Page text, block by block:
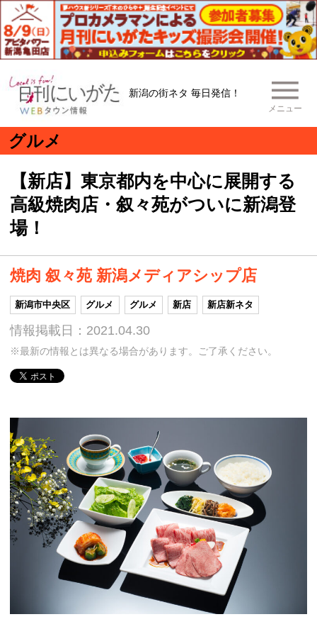
新潟の街ネタ 毎日発信！
メニュー
グルメ
【新店】東京都内を中心に展開する
高級焼肉店・叙々苑がついに新潟登
場！
焼肉 叙々苑 新潟メディアシップ店
新潟市中央区 グルメ グルメ 新店 新店新ネタ
情報掲載日：2021.04.30
※最新の情報とは異なる場合があります。ご了承ください。